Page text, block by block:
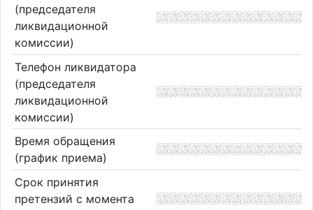
(председателя
ликвидационной
комиссии)
Телефон ликвидатора
(председателя
ликвидационной
комиссии)
Время обращения
(график приема)
Срок принятия
претензий с момента